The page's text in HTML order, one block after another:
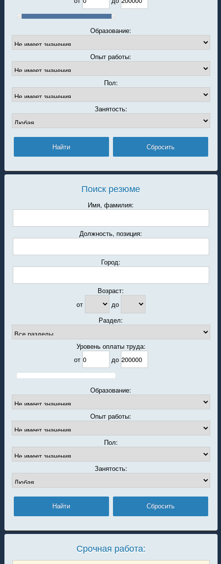
Образование:
Опыт работы:
Пол:
Занятость:
Поиск резюме
Имя, фамилия:
Должность, позиция:
Город:
Возраст:
от
до
Раздел:
Уровень оплаты труда:
от
до
Образование:
Опыт работы:
Пол:
Занятость:
Срочная работа: